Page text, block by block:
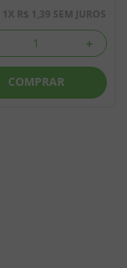
1X R$ 1,39 SEM JUROS
＋
COMPRAR